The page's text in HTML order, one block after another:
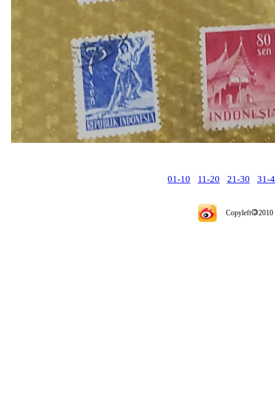
01-10 11-20 21-30 31-
Copyleft 2010